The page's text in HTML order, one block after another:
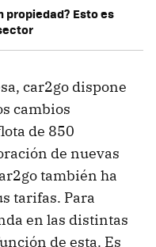
propiedad? Esto es
car2go dispone
cambios
de 850
de nuevas
también ha
tarifas. Para
en las distintas
de esta. Es